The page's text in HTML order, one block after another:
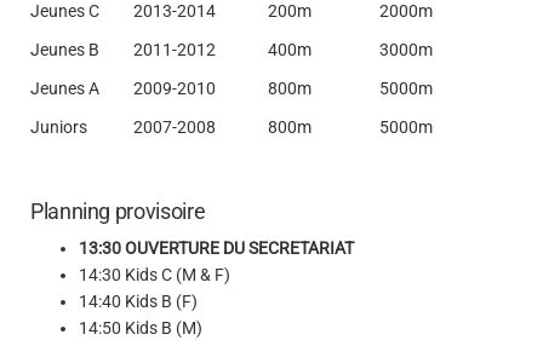
Jeunes C
2013-2014 200m
2000m
Jeunes B
2011-2012 400m
3000m
Jeunes A
2009-2010 800m
5000m
Juniors
2007-2008 800m 5000m
Planning provisoire
13:30 OUVERTURE DU SECRETARIAT
14:30 Kids C (M & F)
14:40 Kids B (F)
14:50 Kids B (M)